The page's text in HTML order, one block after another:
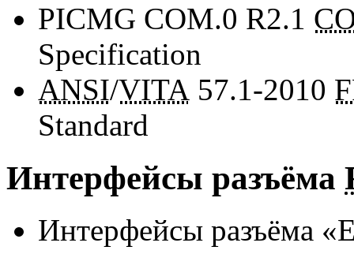
PICMG COM.0 R2.1
Specification
ANSI/VITA 57.1-2010
Standard
Интерфейсы разъёма
Интерфейсы разъёма